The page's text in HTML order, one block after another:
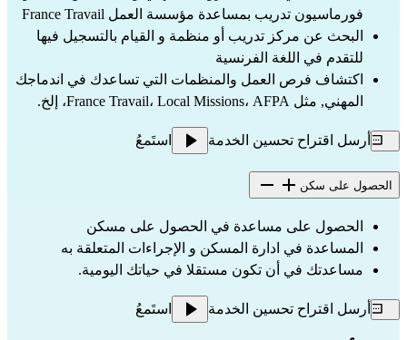
فورماسيون تدريب بمساعدة مؤسسة العمل France Travail
البحث عن مركز تدريب أو منظمة و القيام بالتسجيل فيها
للتقدم في اللغة الفرنسية
اكتشاف فرص العمل والمنظمات التي تساعدك في اندماجك
المهني, مثل France Travail، Local Missions، AFPA، إلخ.
أرسل اقتراح تحسين الخدمة استَمعُ
الحصول على سكن
الحصول على مساعدة في الحصول على مسكن
المساعدة في ادارة المسكن و الإجراءات المتعلقة به
مساعدتك في أن تكون مستقلا في حياتك اليومية.
أرسل اقتراح تحسين الخدمة استَمعُ